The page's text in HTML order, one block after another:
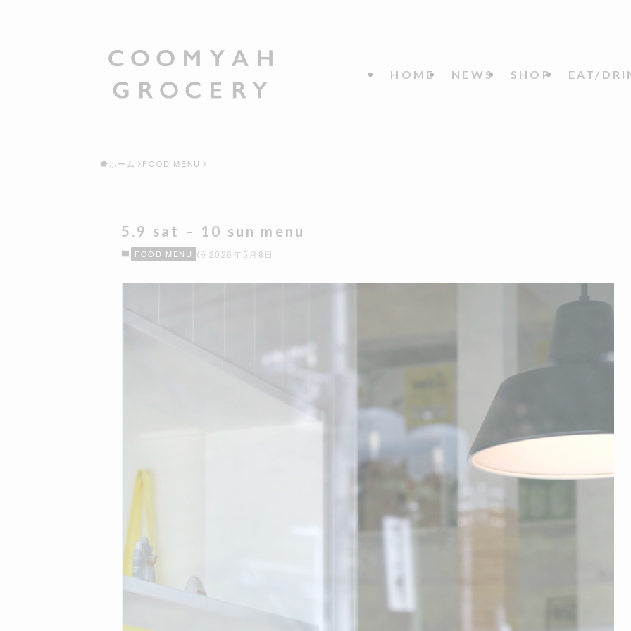
HOME NEWS SHOP EAT/
ホーム FOOD MENU
5.9 sat – 10 sun menu
FOOD MENU 2026年5月8日